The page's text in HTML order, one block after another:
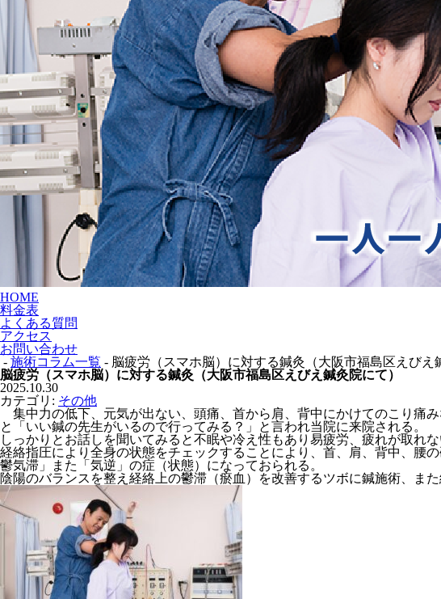
HOME
料金表
よくある質問
アクセス
お問い合わせ
- 施術コラム一覧 - 脳疲労（スマホ脳）に対する鍼灸（大阪市福島区えびえ
脳疲労（スマホ脳）に対する鍼灸（大阪市福島区えびえ鍼灸院にて）
2025.10.30
カテゴリ: その他
集中力の低下、元気が出ない、頭痛、首から肩、背中にかけてのこり痛
と「いい鍼の先生がいるので行ってみる？」と言われ当院に来院される。
しっかりとお話しを聞いてみると不眠や冷え性もあり易疲労、疲れが取れ
経絡指圧により全身の状態をチェックすることにより、首、肩、背中、腰
鬱気滞」また「気逆」の症（状態）になっておられる。
陰陽のバランスを整え経絡上の鬱滞（瘀血）を改善するツボに鍼施術、ま